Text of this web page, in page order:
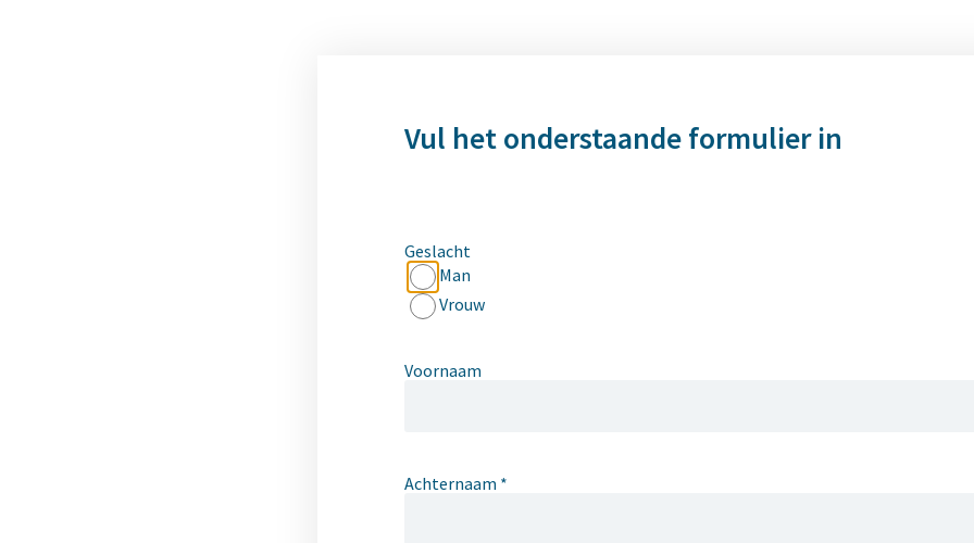
Vul het onderstaande formulier in
Geslacht
Man
Vrouw
Voornaam
Achternaam *